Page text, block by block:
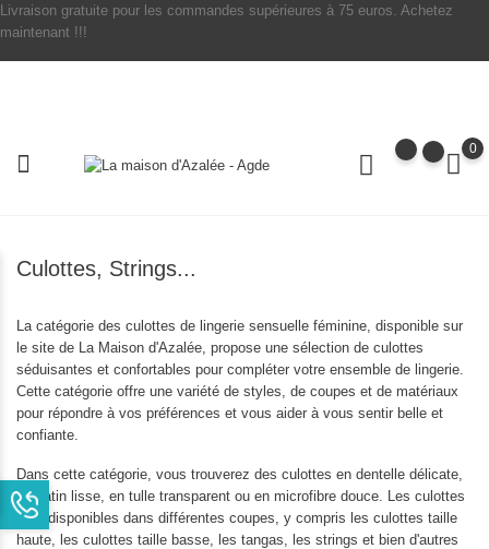
Livraison gratuite pour les commandes supérieures à 75 euros. Achetez
maintenant !!!
0
Culottes, Strings...
La catégorie des culottes de lingerie sensuelle féminine, disponible sur
le site de La Maison d'Azalée, propose une sélection de culottes
séduisantes et confortables pour compléter votre ensemble de lingerie.
Cette catégorie offre une variété de styles, de coupes et de matériaux
pour répondre à vos préférences et vous aider à vous sentir belle et
confiante.
Dans cette catégorie, vous trouverez des culottes en dentelle délicate,
en satin lisse, en tulle transparent ou en microfibre douce. Les culottes
sont disponibles dans différentes coupes, y compris les culottes taille
haute, les culottes taille basse, les tangas, les strings et bien d'autres